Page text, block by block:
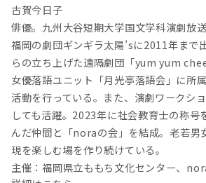
古賀今日子
俳優。九州大谷短期大学国文学科演劇放送
福岡の劇団ギンギラ太陽’sに2011年まで
らの立ち上げた遠隔劇団「yum yum
女優落語ユニット「月光亭落語会」に所
活動を行っている。また、演劇ワークシ
しても活躍。2023年に社会教育士の称号
んだ仲間と「noraの会」を結成。老若男
現を楽しむ場を作り続けている。
主催：福岡県立ももち文化センター、